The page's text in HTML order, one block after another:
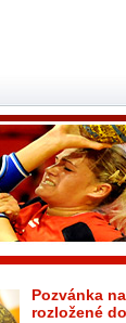
Pozvánka
rozložené